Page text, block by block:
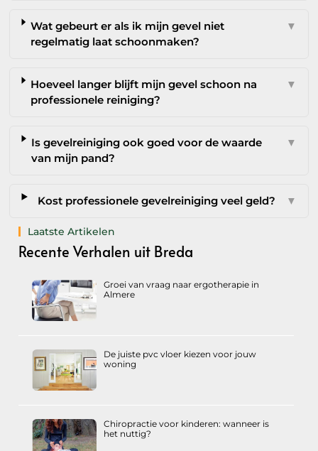
Wat gebeurt er als ik mijn gevel niet
regelmatig laat schoonmaken?
▼
Hoeveel langer blijft mijn gevel schoon na
professionele reiniging?
▼
Is gevelreiniging ook goed voor de waarde
van mijn pand?
▼
Kost professionele gevelreiniging veel geld? ▼
Laatste Artikelen
Recente Verhalen uit Breda
Groei van vraag naar ergotherapie in
Almere
De juiste pvc vloer kiezen voor jouw
woning
Chiropractie voor kinderen: wanneer is
het nuttig?